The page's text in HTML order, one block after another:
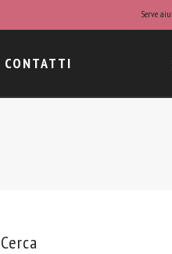
Serve
CONTATTI
Cerca